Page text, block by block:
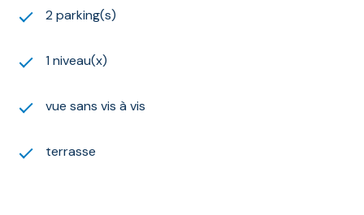
2 parking(s)
1 niveau(x)
vue sans vis à vis
terrasse